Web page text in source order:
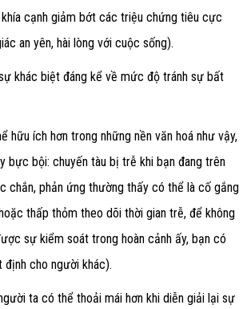
cạnh giảm bớt các triệu chứng tiêu cực
an yên, hài lòng với cuộc sống).
khác biệt đáng kể về mức độ tránh sự bất
hữu ích hơn trong những nền văn hoá như vậy,
bực bội: chuyến tàu bị trễ khi bạn đang trên
chắn, phản ứng thường thấy có thể là cố gắng
thấp thỏm theo dõi thời gian trễ, để không
sự kiểm soát trong hoàn cảnh ấy, bạn có
cho người khác).
ta có thể thoải mái hơn khi diễn giải lại sự